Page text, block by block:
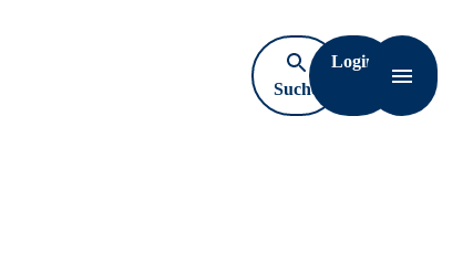
Suche
öffnen
Login